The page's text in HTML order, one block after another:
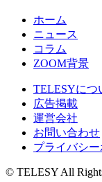
ホーム
ニュース
コラム
ZOOM背景
TELESYにつ
広告掲載
運営会社
お問い合わせ
プライバシ
© TELESY All